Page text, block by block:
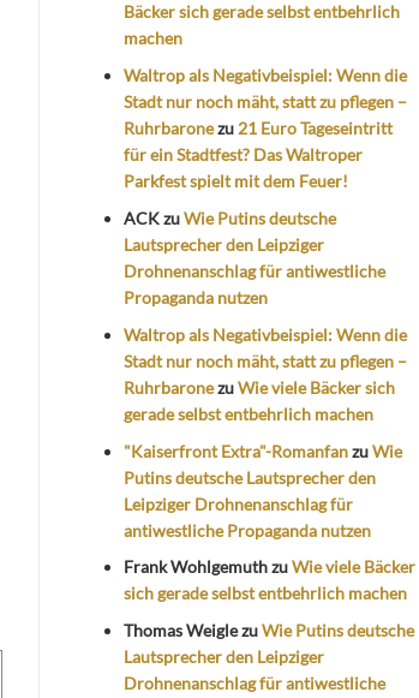
Bäcker sich gerade selbst entbehrlich
machen
Waltrop als Negativbeispiel: Wenn die
Stadt nur noch mäht, statt zu pflegen –
Ruhrbaronezu 21 Euro Tageseintritt
für ein Stadtfest? Das Waltroper
Parkfest spielt mit dem Feuer!
ACKzuWie Putins deutsche
Lautsprecher den Leipziger
Drohnenanschlag für antiwestliche
Propaganda nutzen
Waltrop als Negativbeispiel: Wenn die
Stadt nur noch mäht, statt zu pflegen –
RuhrbaronezuWie viele Bäcker sich
gerade selbst entbehrlich machen
"Kaiserfront Extra"-RomanfanzuWie
Putins deutsche Lautsprecher den
Leipziger Drohnenanschlag für
antiwestliche Propaganda nutzen
Frank WohlgemuthzuWie viele Bäcker
sich gerade selbst entbehrlich machen
Thomas WeiglezuWie Putins deutsche
Lautsprecher den Leipziger
Drohnenanschlag für antiwestliche